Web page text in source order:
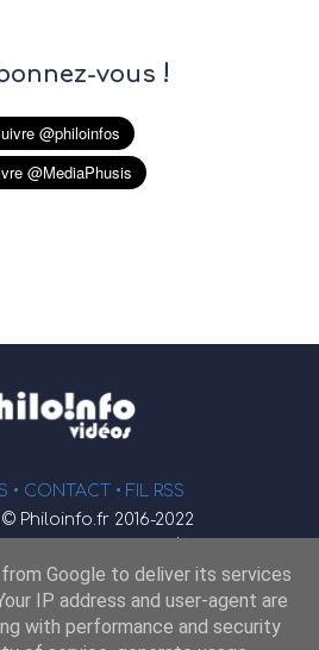
vous !
• CONTACT • FIL RSS
Philoinfo.fr 2016-2022
φ
: JEND
Google to deliver its services
IP address and user-agent are
with performance and security